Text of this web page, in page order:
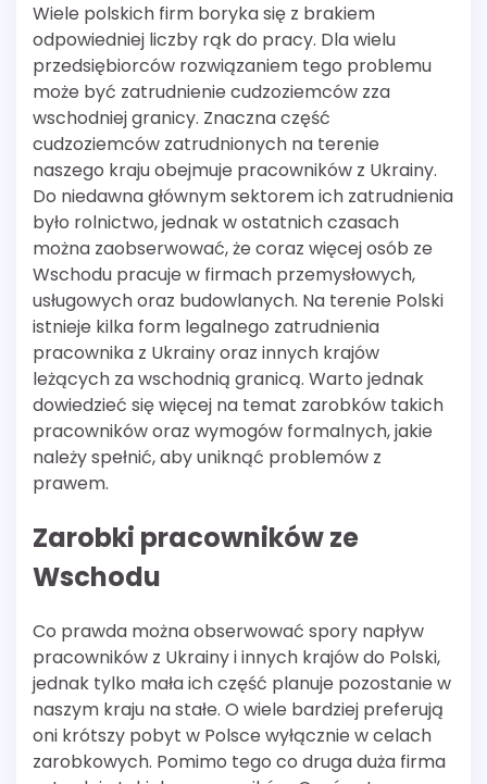
Wiele polskich firm boryka się z brakiem
odpowiedniej liczby rąk do pracy. Dla wielu
przedsiębiorców rozwiązaniem tego problemu
może być zatrudnienie cudzoziemców zza
wschodniej granicy. Znaczna część
cudzoziemców zatrudnionych na terenie
naszego kraju obejmuje pracowników z Ukrainy.
Do niedawna głównym sektorem ich zatrudnienia
było rolnictwo, jednak w ostatnich czasach
można zaobserwować, że coraz więcej osób ze
Wschodu pracuje w firmach przemysłowych,
usługowych oraz budowlanych. Na terenie Polski
istnieje kilka form legalnego zatrudnienia
pracownika z Ukrainy oraz innych krajów
leżących za wschodnią granicą. Warto jednak
dowiedzieć się więcej na temat zarobków takich
pracowników oraz wymogów formalnych, jakie
należy spełnić, aby uniknąć problemów z
prawem.
Zarobki pracowników ze
Wschodu
Co prawda można obserwować spory napływ
pracowników z Ukrainy i innych krajów do Polski,
jednak tylko mała ich część planuje pozostanie w
naszym kraju na stałe. O wiele bardziej preferują
oni krótszy pobyt w Polsce wyłącznie w celach
zarobkowych. Pomimo tego co druga duża firma